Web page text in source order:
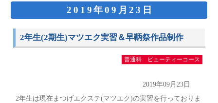
2019年09月23日
2年生(2期生)マツエク実習＆早鞆祭作品制作
普通科 ビューティーコース
2019年09月23日
2年生は現在まつげエクステ(マツエク)の実習を行っておりま